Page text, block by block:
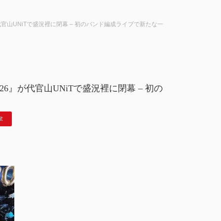
山UNiTで盛況裡に閉幕 – 初のバンド編成ライブで新たな一
』が代官山UNiTで盛況裡に閉幕 – 初の